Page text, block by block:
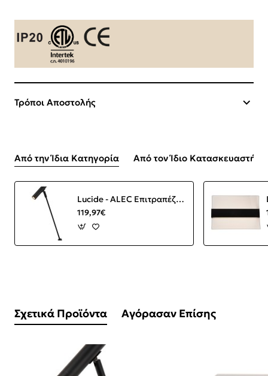
Τρόποι Αποστολής
Από την Ίδια Κατηγορία Από τον Ίδιο Κατασκευαστή
Lucide - ALEC Επιτραπέζιο Φωτιστικό Μαύρο Ματ (Black Mat) 2700 K
119,97€
Σχετικά Προϊόντα Αγόρασαν Επίσης